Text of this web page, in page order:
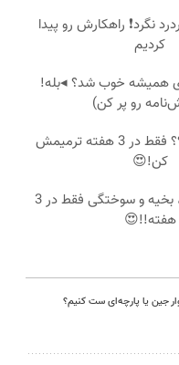
نگرد❗ راهکارش رو پیدا
کردیم
همیشه خوب شد؟ ◂بله!
رو پر کن)
جای بخیه داری؟؟ فقط در 3 هفته ترمیمش
کن!😍
ترمیم جای زخم، بخیه و سوختگی فقط در 3
هفته!!😍
جین یا پارچه‌ای ست کنیم؟